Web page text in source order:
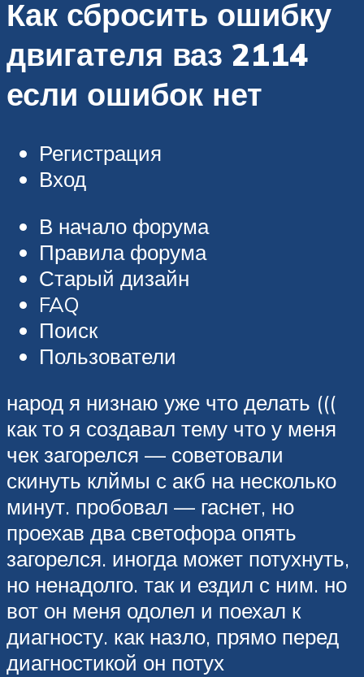
Как сбросить ошибку
двигателя ваз 2114
если ошибок нет
Регистрация
Вход
В начало форума
Правила форума
Старый дизайн
FAQ
Поиск
Пользователи
народ я низнаю уже что делать (((
как то я создавал тему что у меня
чек загорелся — советовали
скинуть клймы с акб на несколько
минут. пробовал — гаснет, но
проехав два светофора опять
загорелся. иногда может потухнуть,
но ненадолго. так и ездил с ним. но
вот он меня одолел и поехал к
диагносту. как назло, прямо перед
диагностикой он потух